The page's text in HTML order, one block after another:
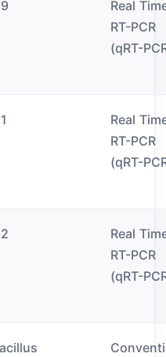
Real
RT-PCR
(qRT-
Real
RT-PCR
(qRT-
Real
RT-PCR
(qRT-